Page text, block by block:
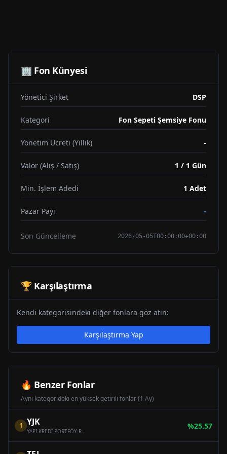
🏢 Fon Künyesi
Yönetici Şirket DSP
Kategori Fon Sepeti Şemsiye Fonu
Yönetim Ücreti (Yıllık) -
Valör (Alış / Satış) 1 / 1 Gün
Min. İşlem Adedi 1 Adet
Pazar Payı -
Son Güncelleme 2026-05-05T00:00:00+00:00
🏆 Karşılaştırma
Kendi kategorisindeki diğer fonlara göz atın:
Karşılaştırma Yap
🔥 Benzer Fonlar
Aynı kategorideki en yüksek getirili fonlar (1 Ay)
1 YJK
YAPI KREDİ PORTFÖY ROBOTİK VE YARI İLETKEN TEKNOLOJİLERİ FON SEPETİ FONU
%25.57